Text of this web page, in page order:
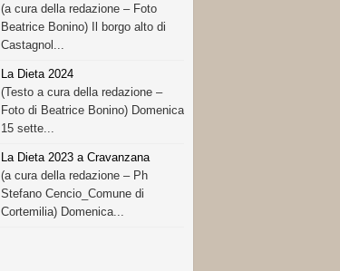
(a cura della redazione – Foto
Beatrice Bonino) Il borgo alto di
Castagnol...
La Dieta 2024
(Testo a cura della redazione –
Foto di Beatrice Bonino) Domenica
15 sette...
La Dieta 2023 a Cravanzana
(a cura della redazione – Ph
Stefano Cencio_Comune di
Cortemilia) Domenica...